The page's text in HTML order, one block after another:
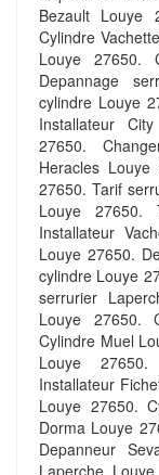
Bezault Louye
Cylindre
Louye 27650.
Depannage
cylindre Louye
Installateur
27650.
Heracles
27650. Tarif
Louye 27650.
Installateur
Louye 27650.
cylindre Louye
serrurier
Louye 27650.
Cylindre Muel
Louye
Installateur
Louye 27650.
Dorma Louye
Depanneur
Laperche